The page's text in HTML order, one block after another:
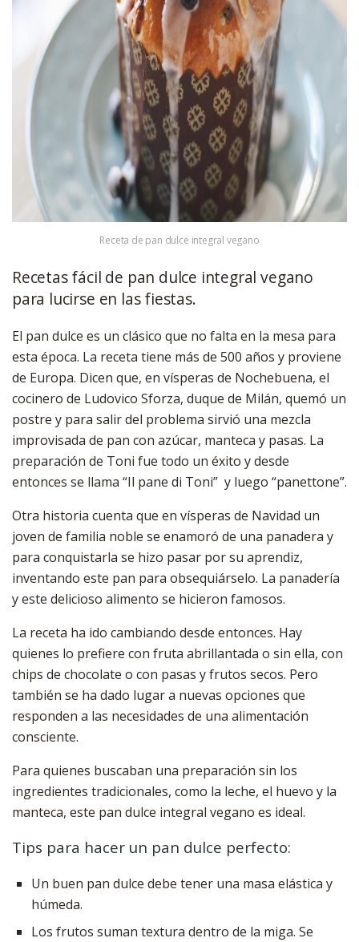
Receta de pan dulce integral vegano
Recetas fácil de pan dulce integral vegano
para lucirse en las fiestas.
El pan dulce es un clásico que no falta en la mesa para
esta época. La receta tiene más de 500 años y proviene
de Europa. Dicen que, en vísperas de Nochebuena, el
cocinero de Ludovico Sforza, duque de Milán, quemó un
postre y para salir del problema sirvió una mezcla
improvisada de pan con azúcar, manteca y pasas. La
preparación de Toni fue todo un éxito y desde
entonces se llama “Il pane di Toni” y luego “panettone”.
Otra historia cuenta que en vísperas de Navidad un
joven de familia noble se enamoró de una panadera y
para conquistarla se hizo pasar por su aprendiz,
inventando este pan para obsequiárselo. La panadería
y este delicioso alimento se hicieron famosos.
La receta ha ido cambiando desde entonces. Hay
quienes lo prefiere con fruta abrillantada o sin ella, con
chips de chocolate o con pasas y frutos secos. Pero
también se ha dado lugar a nuevas opciones que
responden a las necesidades de una alimentación
consciente.
Para quienes buscaban una preparación sin los
ingredientes tradicionales, como la leche, el huevo y la
manteca, este pan dulce integral vegano es ideal.
Tips para hacer un pan dulce perfecto:
Un buen pan dulce debe tener una masa elástica y
húmeda.
Los frutos suman textura dentro de la miga. Se